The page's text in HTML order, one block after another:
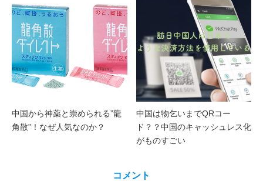
中国から神薬と崇められる”龍
角散”！なぜ人気なのか？
中国は物乞いまでQRコー
ド？？中国のキャッシュレス化
がものすごい
コメント